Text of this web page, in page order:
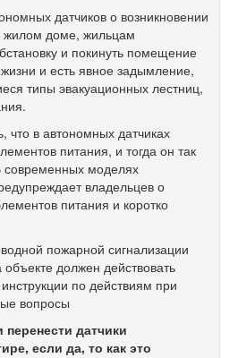
датчиков о возникновении
жилом доме, жильцам
и покинуть помещение
и есть явное задымление,
типы эвакуационных лестниц,
что в автономных датчиках
питания, и тогда он так
моделях
владельцев о
питания и коротко
пожарной сигнализации
должен действовать
по действиям при
вопросы
датчики
если да, то как это